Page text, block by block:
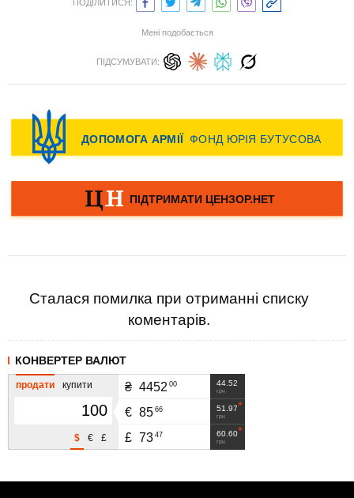
ПОДІЛИТИСЯ:
Мені подобається
ПІДСУМУВАТИ:
Сталася помилка при отриманні списку
коментарів.
КОНВЕРТЕР ВАЛЮТ
продати купити
£
€
$
44.52
грн
₴ 4452 00
51.97
грн
€ 85 66
60.60
грн
£ 73 47